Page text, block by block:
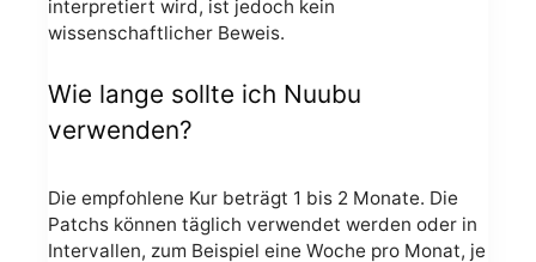
interpretiert wird, ist jedoch kein
wissenschaftlicher Beweis.
Wie lange sollte ich Nuubu
verwenden?
Die empfohlene Kur beträgt 1 bis 2 Monate. Die
Patchs können täglich verwendet werden oder in
Intervallen, zum Beispiel eine Woche pro Monat, je